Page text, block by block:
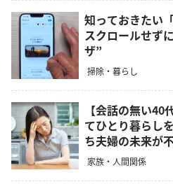
知っておきたい
スクロールせず
ザ”
掃除・暮らし
【会話の無い
てひとり暮らし
ち夫婦の未来が不
家族・人間関係